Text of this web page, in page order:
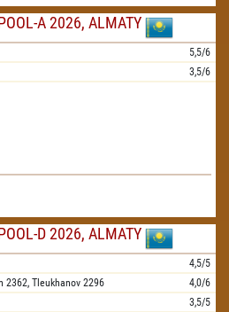
A 2026, ALMATY
5,5/6
3,5/6
D 2026, ALMATY
4,5/5
2362, Tleukhanov 2296
4,0/6
3,5/5